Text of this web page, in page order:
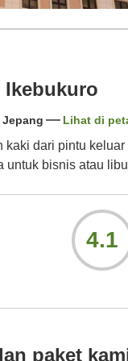
Lihat di
kaki dari pintu
untuk bisnis atau
4.1
paket